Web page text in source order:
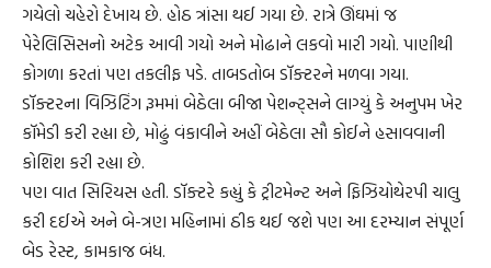
ગયેલો ચહેરો દેખાય છે. હોઠ ત્રાંસા થઈ ગયા છે. રાત્રે ઊંઘમાં જ
પેરેલિસિસનો અટેક આવી ગયો અને મોઢાને લકવો મારી ગયો. પાણીથી
કોગળા કરતાં પણ તકલીફ પડે. તાબડતોબ ડૉક્ટરને મળવા ગયા.
ડૉક્ટરના વિઝિટિંગ રૂમમાં બેઠેલા બીજા પેશન્ટ્‌સને લાગ્યું કે અનુપમ ખેર
કૉમેડી કરી રહ્યા છે, મોઢું વંકાવીને અહીં બેઠેલા સૌ કોઈને હસાવવાની
કોશિશ કરી રહ્યા છે.
પણ વાત સિરિયસ હતી. ડૉક્ટરે કહ્યું કે ટ્રીટમેન્ટ અને ફિઝિયોથેરપી ચાલુ
કરી દઈએ અને બે-ત્રણ મહિનામાં ઠીક થઈ જશે પણ આ દરમ્યાન સંપૂર્ણ
બેડ રેસ્ટ, કામકાજ બંધ.